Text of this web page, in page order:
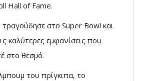
Hall of Fame.
στο Super Bowl και
καλύτερες εμφανίσεις που
στο θεσμό.
του πρίγκιπα, το